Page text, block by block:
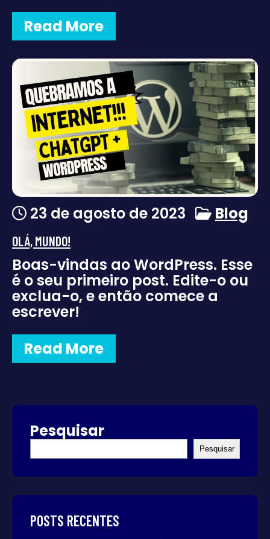
Read More
23 de agosto de 2023 Blog
OLÁ, MUNDO!
Boas-vindas ao WordPress. Esse
é o seu primeiro post. Edite-o ou
exclua-o, e então comece a
escrever!
Read More
Pesquisar
Pesquisar
POSTS RECENTES